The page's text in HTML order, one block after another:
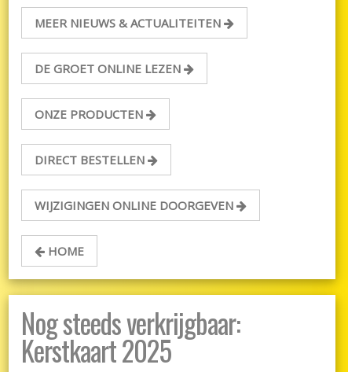
MEER NIEUWS & ACTUALITEITEN
DE GROET ONLINE LEZEN
ONZE PRODUCTEN
DIRECT BESTELLEN
WIJZIGINGEN ONLINE DOORGEVEN
HOME
Nog steeds verkrijgbaar:
Kerstkaart 2025